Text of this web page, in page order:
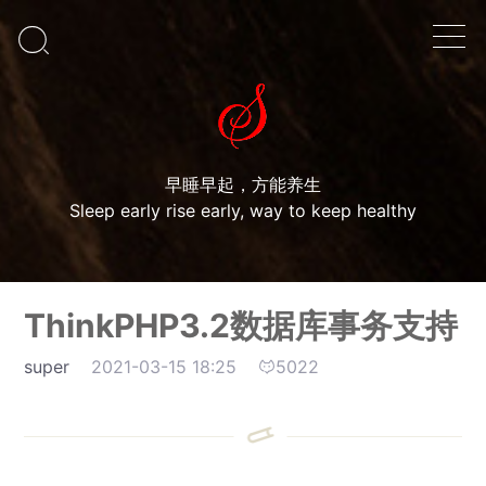

早睡早起，方能养生
Sleep early rise early, way to keep healthy
ThinkPHP3.2数据库事务支持
super 2021-03-15 18:25 5022